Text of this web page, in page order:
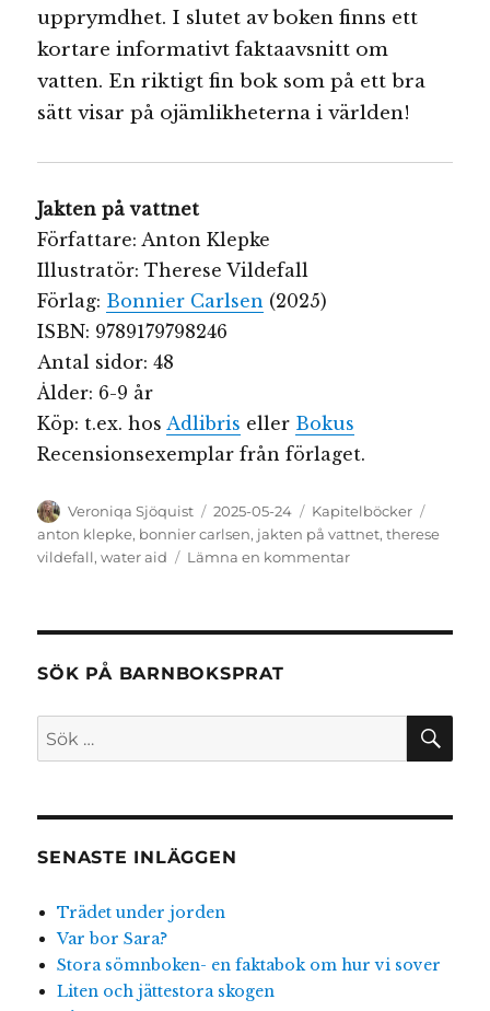
upprymdhet. I slutet av boken finns ett
kortare informativt faktaavsnitt om
vatten. En riktigt fin bok som på ett bra
sätt visar på ojämlikheterna i världen!
Jakten på vattnet
Författare: Anton Klepke
Illustratör: Therese Vildefall
Förlag: Bonnier Carlsen (2025)
ISBN: 9789179798246
Antal sidor: 48
Ålder: 6-9 år
Köp: t.ex. hos Adlibris eller Bokus
Recensionsexemplar från förlaget.
Författare
Veroniqa Sjöquist
Publicerat
den
2025-05-24 Kategorier
Kapitelböcker
anton klepke, bonnier carlsen, jakten på vattnet,therese
vildefall,water aid Lämna en kommentartill
SÖK PÅ BARNBOKSPRAT
SENASTE INLÄGGEN
Trädet under jorden
Var bor Sara?
Stora sömnboken- en faktabok om hur vi sover
Liten och jättestora skogen